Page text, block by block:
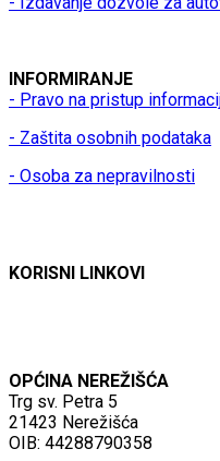
INFORMIRANJE
- Pravo na pristup
- Zaštita osobnih podataka
- Osoba za nepravilnosti
KORISNI LINKOVI
OPĆINA NEREŽIŠĆA
Trg sv. Petra 5
21423 Nerežišća
OIB: 44288790358